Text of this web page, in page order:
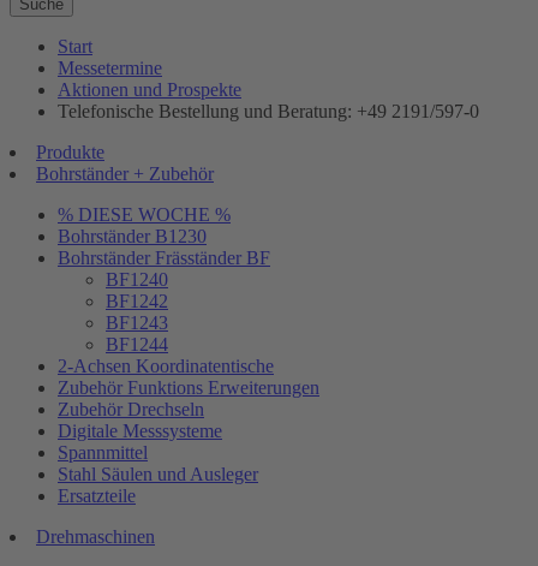
Suche
Start
Messetermine
Aktionen und Prospekte
Telefonische Bestellung und Beratung: +49 2191/597-0
Produkte
Bohrständer + Zubehör
% DIESE WOCHE %
Bohrständer B1230
Bohrständer Fräsständer BF
BF1240
BF1242
BF1243
BF1244
2-Achsen Koordinatentische
Zubehör Funktions Erweiterungen
Zubehör Drechseln
Digitale Messsysteme
Spannmittel
Stahl Säulen und Ausleger
Ersatzteile
Drehmaschinen